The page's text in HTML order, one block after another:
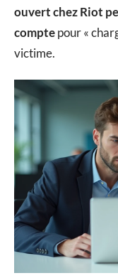
ouvert chez Riot
comptepour «
victime.